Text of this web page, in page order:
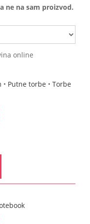
ne na sam proizvod.
online
• Putne torbe • Torbe